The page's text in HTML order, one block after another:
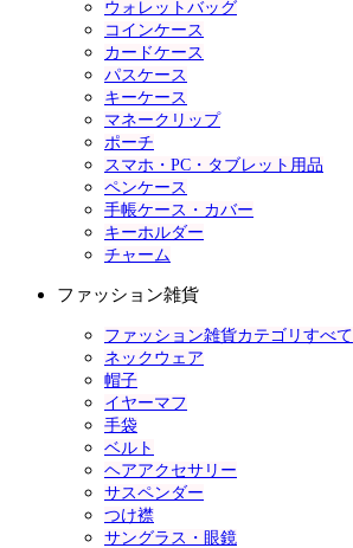
ウォレットバッグ
コインケース
カードケース
パスケース
キーケース
マネークリップ
ポーチ
スマホ・PC・タブレット用品
ペンケース
手帳ケース・カバー
キーホルダー
チャーム
ファッション雑貨
ファッション雑貨カテゴリすべて
ネックウェア
帽子
イヤーマフ
手袋
ベルト
ヘアアクセサリー
サスペンダー
つけ襟
サングラス・眼鏡